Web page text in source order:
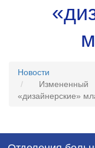
Новости
«дизайнерские»